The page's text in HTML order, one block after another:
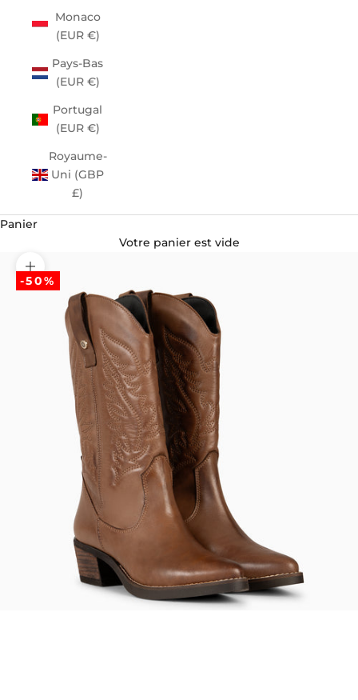
Monaco
(EUR €)
Pays-Bas
(EUR €)
Portugal
(EUR €)
Royaume-
Uni (GBP
£)
Panier
Votre panier est vide
Zoomer sur l'image
-50%